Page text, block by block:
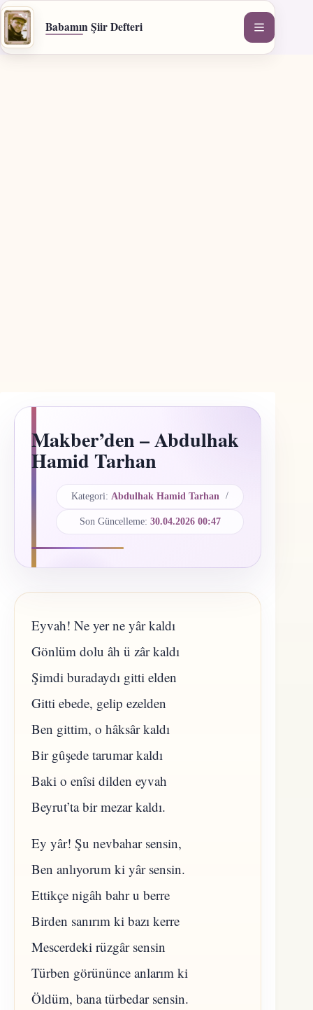
İçeriğe
geç
Babamın Şiir Defteri
Makber’den – Abdulhak
Hamid Tarhan
Kategori: Abdulhak Hamid Tarhan
Son Güncelleme: 30.04.2026 00:47
Eyvah! Ne yer ne yâr kaldı
Gönlüm dolu âh ü zâr kaldı
Şimdi buradaydı gitti elden
Gitti ebede, gelip ezelden
Ben gittim, o hâksâr kaldı
Bir gûşede tarumar kaldı
Baki o enîsi dilden eyvah
Beyrut’ta bir mezar kaldı.
Ey yâr! Şu nevbahar sensin,
Ben anlıyorum ki yâr sensin.
Ettikçe nigâh bahr u berre
Birden sanırım ki bazı kerre
Mescerdeki rüzgâr sensin
Türben görününce anlarım ki
Öldüm, bana türbedar sensin.